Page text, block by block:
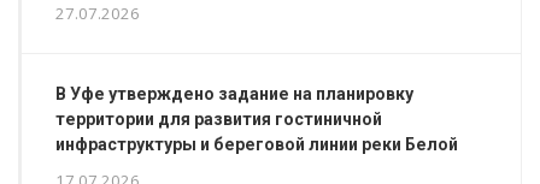
27.07.2026
В Уфе утверждено задание на планировку
территории для развития гостиничной
инфраструктуры и береговой линии реки Белой